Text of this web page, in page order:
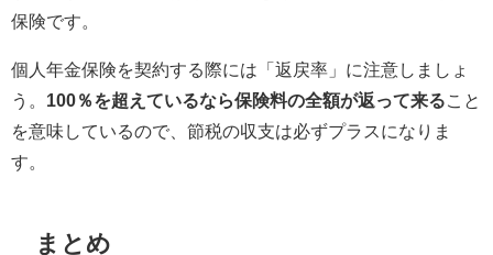
保険です。
個人年金保険を契約する際には「返戻率」に注意しましょ
う。 100％を超えているなら保険料の全額が返って来る こと
を意味しているので、節税の収支は必ずプラスになりま
す。
まとめ